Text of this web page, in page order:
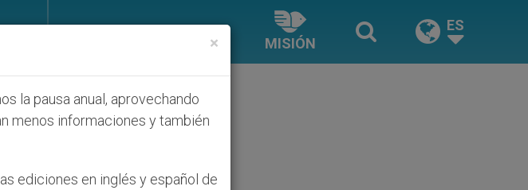
MISIÓN
ES
×
la pausa anual, aprovechando
menos informaciones y también
ediciones en inglés y español de